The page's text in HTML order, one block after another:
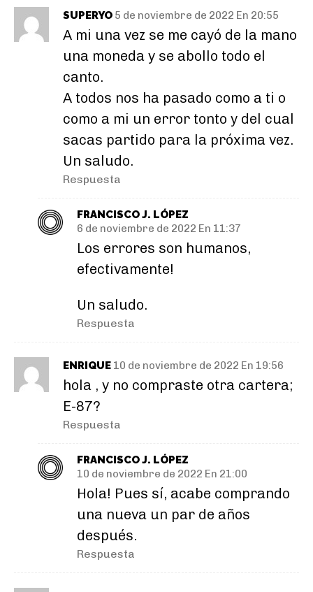
SUPERYO 5 de noviembre de 2022 En 20:55
A mi una vez se me cayó de la mano
una moneda y se abollo todo el
canto.
A todos nos ha pasado como a ti o
como a mi un error tonto y del cual
sacas partido para la próxima vez.
Un saludo.
Respuesta
FRANCISCO J. LÓPEZ
6 de noviembre de 2022 En 11:37
Los errores son humanos,
efectivamente!
Un saludo.
Respuesta
ENRIQUE 10 de noviembre de 2022 En 19:56
hola , y no compraste otra cartera;
E-87?
Respuesta
FRANCISCO J. LÓPEZ
10 de noviembre de 2022 En 21:00
Hola! Pues sí, acabe comprando
una nueva un par de años
después.
Respuesta